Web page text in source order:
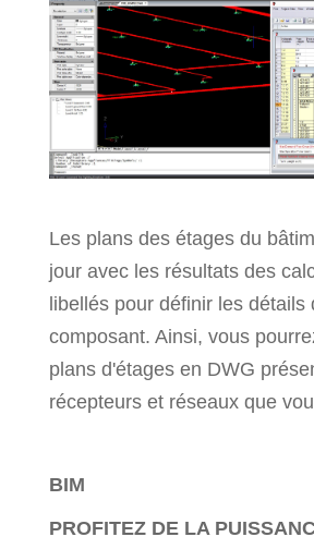
Les plans des étages du
jour avec les résultats des
libellés pour définir les détails
composant. Ainsi, vous
plans d'étages en DWG
récepteurs et réseaux que
BIM
PROFITEZ DE LA